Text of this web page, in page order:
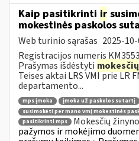
Kaip pasitikrinti ir
mokestinės paskolos
Web turinio sąrašas 2025-
Registracijos numeris
Prašymas išdėstyti mokesčių
Teises aktai LRS VMI prie LR
departamento...
mps įmoka
įmoka už paskolos sutartį
susimokėti per mano vmį mokestinės
pasitikrinti mps
Mokesčių
pažymos ir mokėjimo